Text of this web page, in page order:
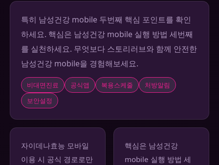
특히 남성건강 mobile 두번째 핵심 포인트를 확인
하세요. 핵심은 남성건강 mobile 실행 방법 세번째
를 실천하세요. 무엇보다 스토리러브와 함께 안전한
남성건강 mobile을 경험해보세요.
비대면진료 공식앱 복용스케줄
처방알림
보안설정
자이데나효능 모바일
이용 시 공식 경로로만
핵심은 남성건강
mobile 실행 방법 세